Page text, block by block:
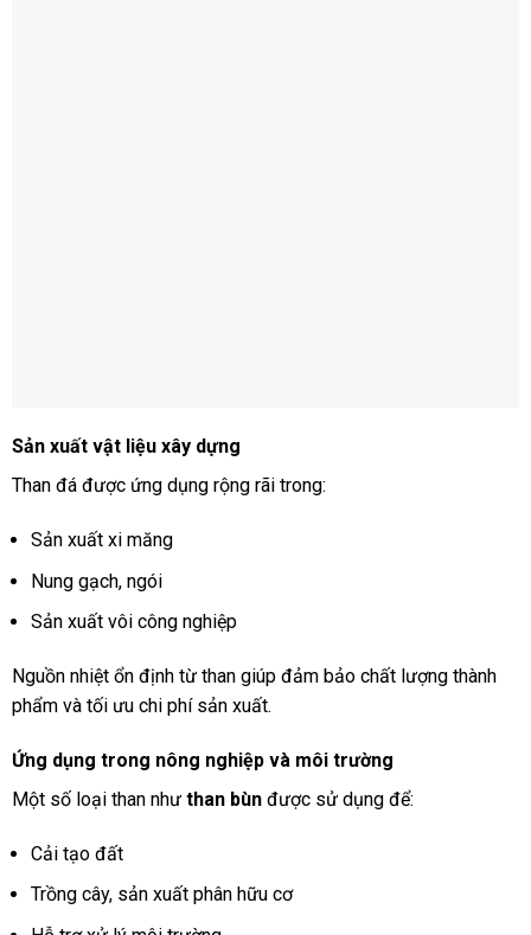
Sản xuất vật liệu xây dựng
Than đá được ứng dụng rộng rãi trong:
Sản xuất xi măng
Nung gạch, ngói
Sản xuất vôi công nghiệp
Nguồn nhiệt ổn định từ than giúp đảm bảo chất lượng thành
phẩm và tối ưu chi phí sản xuất.
Ứng dụng trong nông nghiệp và môi trường
Một số loại than như than bùnđược sử dụng để:
Cải tạo đất
Trồng cây, sản xuất phân hữu cơ